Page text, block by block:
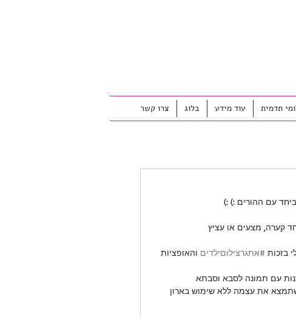
צרו קשר בלוג עוד מידע תדמית
עם ההורים :) :)
קערה, מצעים או עציץ
בזכות #אתגרצילוםילדים והאופציות
עם תמונה לסבא וסבתא
את עצמה ללא שימוש בארון